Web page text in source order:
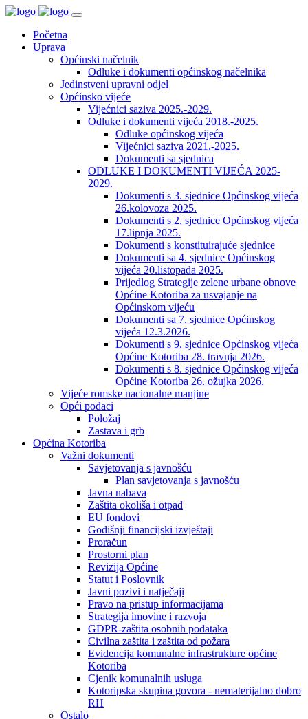
Početna
Uprava
Općinski načelnik
Odluke i dokumenti općinskog načelnika
Jedinstveni upravni odjel
Općinsko vijeće
Vijećnici saziva 2025.-2029.
Odluke i dokumenti vijeća 2018.-2025.
Odluke općinskog vijeća
Vijećnici saziva 2021.-2025.
Dokumenti sa sjednica
ODLUKE I DOKUMENTI VIJEĆA 2025-
2029.
Dokumenti s 3. sjednice Općinskog vijeća
26.kolovoza 2025.
Dokumenti s 2. sjednice Općinskog vijeća
17.lipnja 2025.
Dokumenti s konstituirajuće sjednice
Dokumenti sa 4. sjednice Općinskog
vijeća 20.listopada 2025.
Prijedlog Strategije zelene urbane obnove
Općine Kotoriba za usvajanje na
Općinskom vijeću
Dokumenti sa 7. sjednice Općinskog
vijeća 12.3.2026.
Dokumenti s 9. sjednice Općinskog vijeća
Općine Kotoriba 28. travnja 2026.
Dokumenti s 8. sjednice Općinskog vijeća
Općine Kotoriba 26. ožujka 2026.
Vijeće romske nacionalne manjine
Opći podaci
Položaj
Zastava i grb
Općina Kotoriba
Važni dokumenti
Savjetovanja s javnošću
Plan savjetovanja s javnošću
Javna nabava
Zaštita okoliša i otpad
EU fondovi
Godišnji financijski izvještaji
Proračun
Prostorni plan
Revizija Općine
Statut i Poslovnik
Javni pozivi i natječaji
Pravo na pristup informacijama
Strategija imovine i razvoja
GDPR-zaštita osobnih podataka
Civilna zaštita i zaštita od požara
Evidencija komunalne infrastrukture općine
Kotoriba
Cjenik komunalnih usluga
Kotoripska skupina govora - nematerijalno dobro
RH
Ostalo